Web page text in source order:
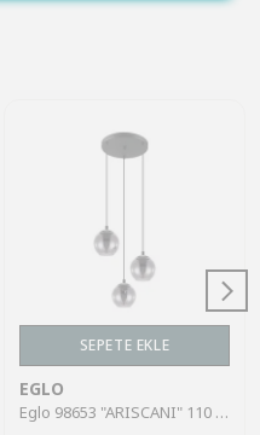
SEPETE EKLE
EGLO
Eglo 98653 "ARISCANI" 110 Cm Yüksekliğinde Çelik Siyah Sarkıt Avize